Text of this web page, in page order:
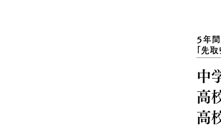
５年
「先取
中
高
高